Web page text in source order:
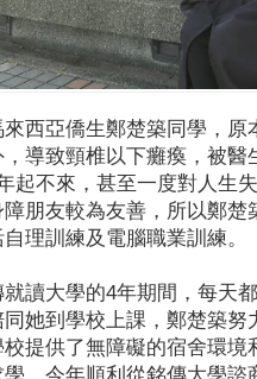
來西亞僑生鄭楚築同學，
導致頸椎以下癱瘓，被
起不來，甚至一度對人生
朋友較為友善，所以鄭
理訓練及電腦職業訓練。
讀大學的4年期間，每天
她到學校上課，鄭楚築
校提供了無障礙的宿舍環
，今年順利從銘傳大學諮